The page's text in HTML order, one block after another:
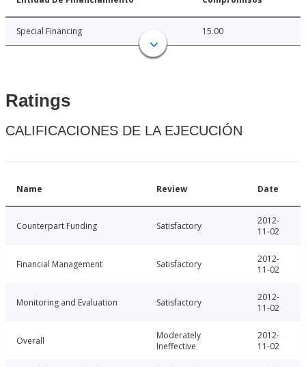
Special Financing 15.00
Ratings
CALIFICACIONES DE LA EJECUCIÓN
Name Review Date
Counterpart Funding Satisfactory
2012-
11-02
Financial Management Satisfactory
2012-
11-02
Monitoring and Evaluation Satisfactory
2012-
11-02
Overall
Moderately
Ineffective
2012-
11-02